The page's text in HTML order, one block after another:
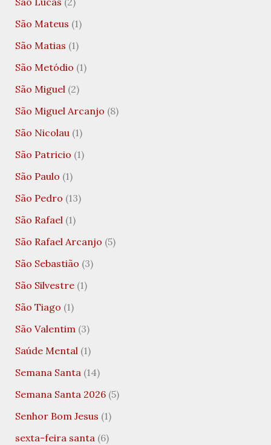
São Mateus (1)
São Matias (1)
São Metódio (1)
São Miguel(2)
São Miguel Arcanjo (8)
São Nicolau(1)
São Patricio (1)
São Paulo (1)
São Pedro (13)
São Rafael(1)
São Rafael Arcanjo (5)
São Sebastião (3)
São Silvestre(1)
São Tiago (1)
São Valentim(3)
Saúde Mental(1)
Semana Santa(14)
Semana Santa 2026(5)
Senhor Bom Jesus (1)
sexta-feira santa(6)